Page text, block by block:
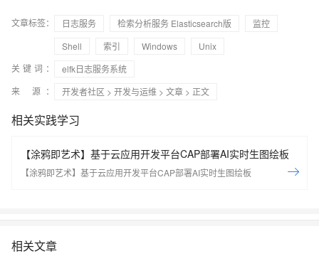
文章标签： 日志服务 检索分析服务 Elasticsearch版
监控
Shell
索引 Windows
Unix
关键词：
elfk日志服务系统
来 源：
开发者社区 > 开发与运维 > 文章 > 正文
相关实践学习
【涂鸦即艺术】基于云应用开发平台CAP部署AI实时生图绘板
【涂鸦即艺术】基于云应用开发平台CAP部署AI实时生图绘板
相关文章